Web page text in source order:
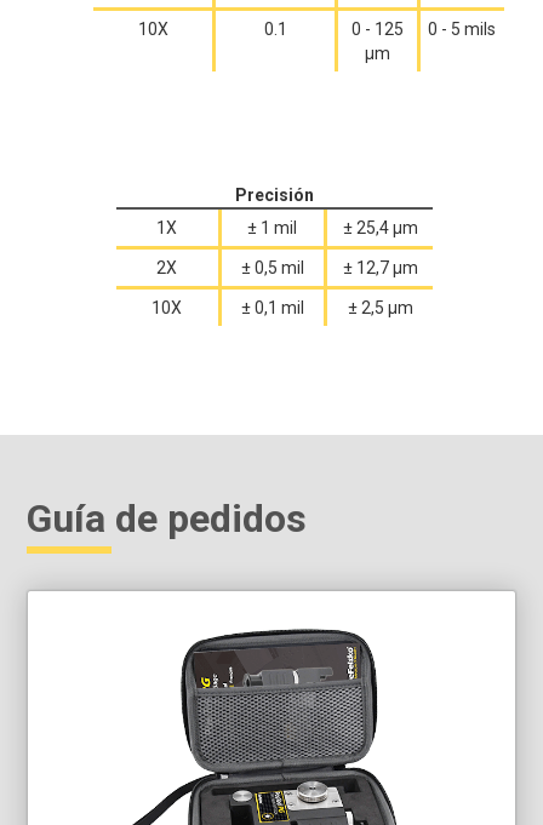
0.1
10X
0 - 125
µm
0 - 5 mils
Precisión
1X
2X
10X
± 1 mil ± 25,4 µm
± 12,7 µm
± 0,5 mil
± 0,1 mil ± 2,5 µm
Guía de pedidos